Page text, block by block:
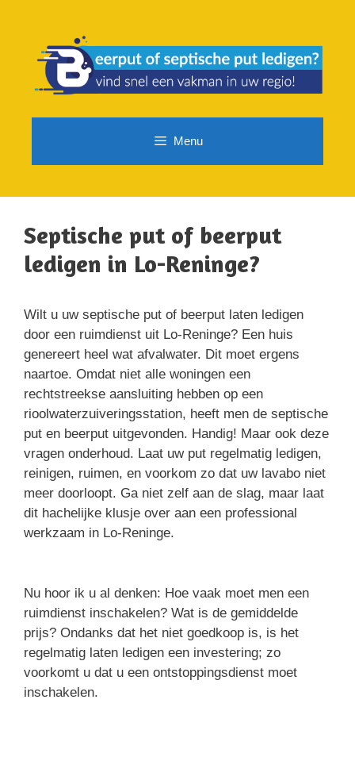
Menu
Septische put of beerput
ledigen in Lo-Reninge?
Wilt u uw septische put of beerput laten ledigen
door een ruimdienst uit Lo-Reninge? Een huis
genereert heel wat afvalwater. Dit moet ergens
naartoe. Omdat niet alle woningen een
rechtstreekse aansluiting hebben op een
rioolwaterzuiveringsstation, heeft men de septische
put en beerput uitgevonden. Handig! Maar ook deze
vragen onderhoud. Laat uw put regelmatig ledigen,
reinigen, ruimen, en voorkom zo dat uw lavabo niet
meer doorloopt. Ga niet zelf aan de slag, maar laat
dit hachelijke klusje over aan een professional
werkzaam in Lo-Reninge.
Nu hoor ik u al denken: Hoe vaak moet men een
ruimdienst inschakelen? Wat is de gemiddelde
prijs? Ondanks dat het niet goedkoop is, is het
regelmatig laten ledigen een investering; zo
voorkomt u dat u een ontstoppingsdienst moet
inschakelen.